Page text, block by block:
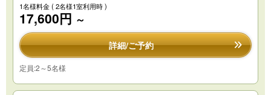
1名様料金( 2名様1室利用時 )
17,600円 ～
詳細/ご予約
定員:2～5名様